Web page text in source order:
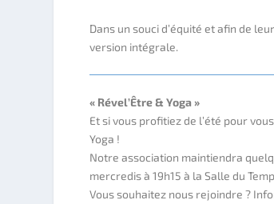
Dans un souci d’équité et afin de
version intégrale.
« Rével’Être & Yoga »
Et si vous profitiez de l’été pour
Yoga !
Notre association maintiendra
mercredis à 19h15 à la Salle du
Vous souhaitez nous rejoindre ?